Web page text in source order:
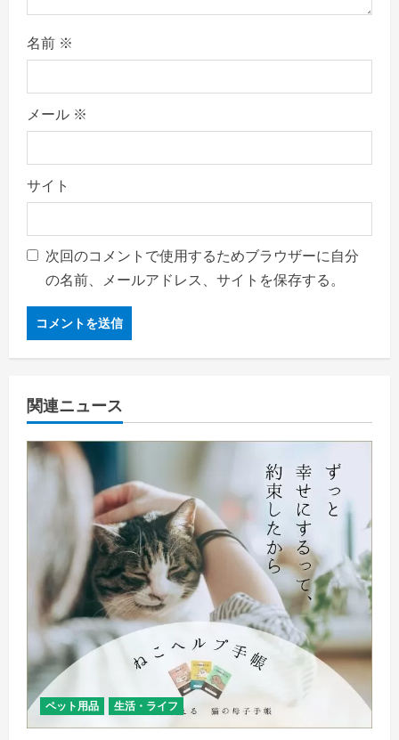
名前 ※
メール ※
サイト
次回のコメントで使用するためブラウザーに自分
の名前、メールアドレス、サイトを保存する。
関連ニュース
ペット用品 生活・ライフ